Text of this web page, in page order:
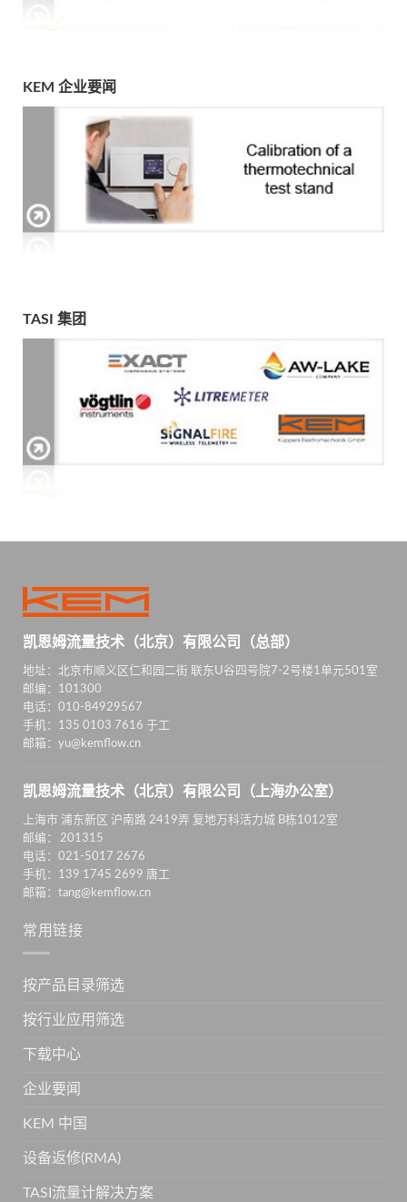
KEM 企业要闻
TASI 集团
凯恩姆流量技术（北京）有限公司（总部）
地址：北京市顺义区仁和园二街 联东U谷四号院7-2号楼1单元501室
邮编：101300
电话：010-84929567
手机：135 0103 7616 于工
邮箱：yu@kemflow.cn
凯恩姆流量技术（北京）有限公司（上海办公室）
上海市 浦东新区 沪南路 2419弄 复地万科活力城 B栋1012室
邮编： 201315
电话：021-5017 2676
手机：139 1745 2699 唐工
邮箱：tang@kemflow.cn
常用链接
按产品目录筛选
按行业应用筛选
下载中心
企业要闻
KEM 中国
设备返修(RMA)
TASI流量计解决方案